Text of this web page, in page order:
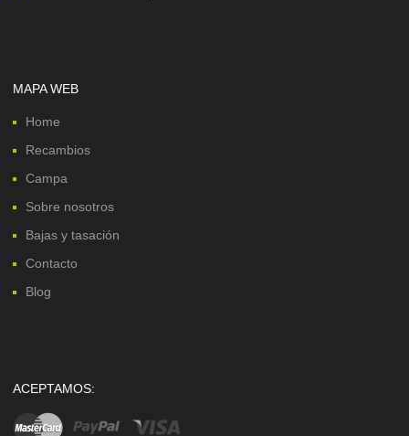
MAPA WEB
Home
Recambios
Campa
Sobre nosotros
Bajas y tasación
Contacto
Blog
ACEPTAMOS: